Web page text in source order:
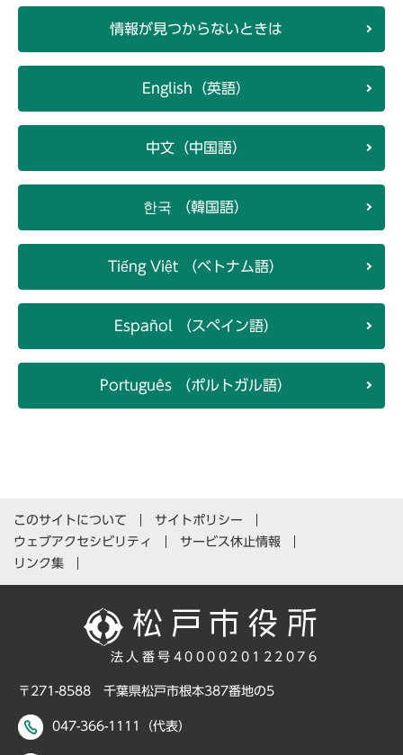
情報が見つからないときは
English（英語）
中文（中国語）
한국 （韓国語）
Tiếng Việt （ベトナム語）
Español （スペイン語）
Português （ポルトガル語）
このサイトについて
サイトポリシー
ウェブアクセシビリティ
サービス休止情報
リンク集
法人番号4000020122076
〒271-8588 千葉県松戸市根本387番地の5
047-366-1111（代表）